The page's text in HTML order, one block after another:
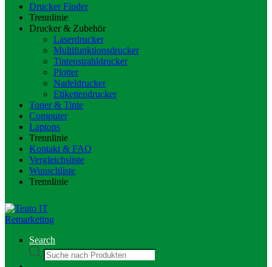
Drucker Finder
Trennlinie
Drucker & Zubehör
Laserdrucker
Multifunktionsdrucker
Tintenstrahldrucker
Plotter
Nadeldrucker
Etikettendrucker
Toner & Tinte
Computer
Laptops
Trennlinie
Kontakt & FAQ
Vergleichsliste
Wunschliste
Trennlinie
Search
Products
search